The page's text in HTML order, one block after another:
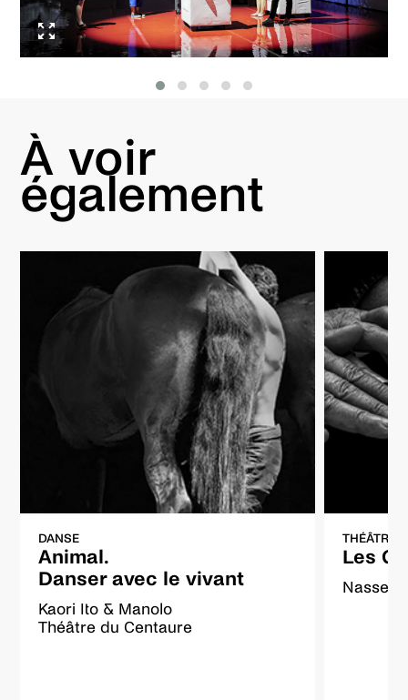
À voir
également
DANSE
Animal.
Danser avec le vivant
Kaori Ito & Manolo
Théâtre du Centaure
THÉÂTRE
Les
Nasser